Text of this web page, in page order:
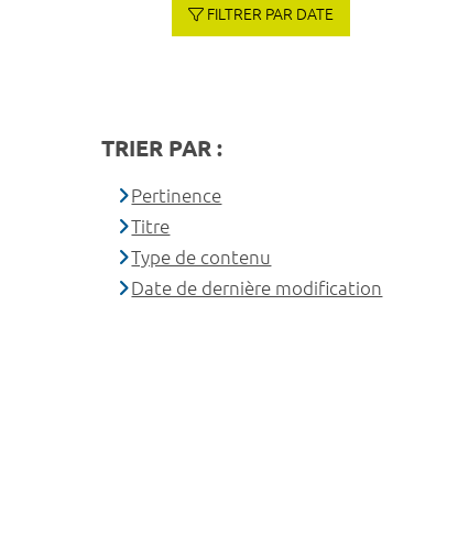
FILTRER PAR DATE
TRIER PAR :
Pertinence
Titre
Type de contenu
Date de dernière modification